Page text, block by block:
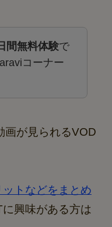
間無料体験で
コーナー
画が見られるVOD
トなどをまとめ
興味がある方は